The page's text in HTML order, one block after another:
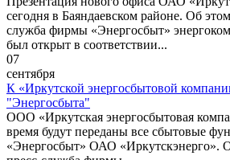
сегодня в Баяндаевском районе. Об
служба фирмы «Энергосбыт»
был открыт в соответствии...
07
сентября
К «Иркутской энергосбытовой
"Энергосбыта"
ООО «Иркутская энергосбытовая
время будут переданы все сбытовые
«Энергосбыт» ОАО «Иркутскэнерго».